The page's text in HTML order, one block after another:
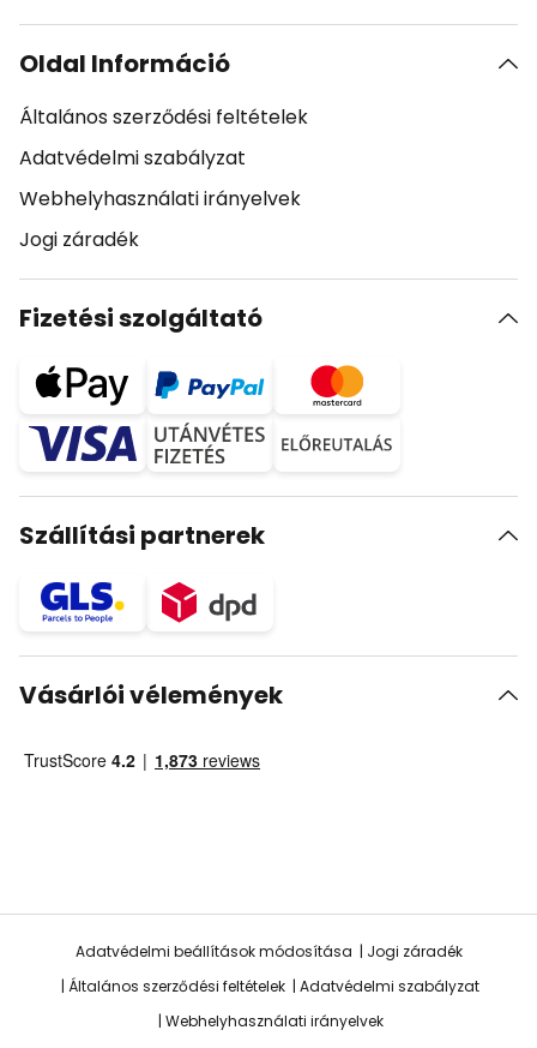
Oldal Információ
Általános szerződési feltételek
Adatvédelmi szabályzat
Webhelyhasználati irányelvek
Jogi záradék
Fizetési szolgáltató
Szállítási partnerek
Vásárlói vélemények
Adatvédelmi beállítások módosítása
Jogi záradék
Általános szerződési feltételek
Adatvédelmi szabályzat
Webhelyhasználati irányelvek